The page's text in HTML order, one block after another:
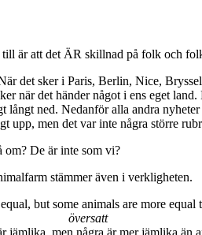
till är att det ÄR skillnad på folk och
det sker i Paris, Berlin, Nice,
när det händer något i ens eget
ned. Nedanför alla andra
upp, men det var inte några större
om? De är inte som vi?
stämmer även i verkligheten.
but some animals are more equal
översatt
jämlika, men några är mer jämlika än